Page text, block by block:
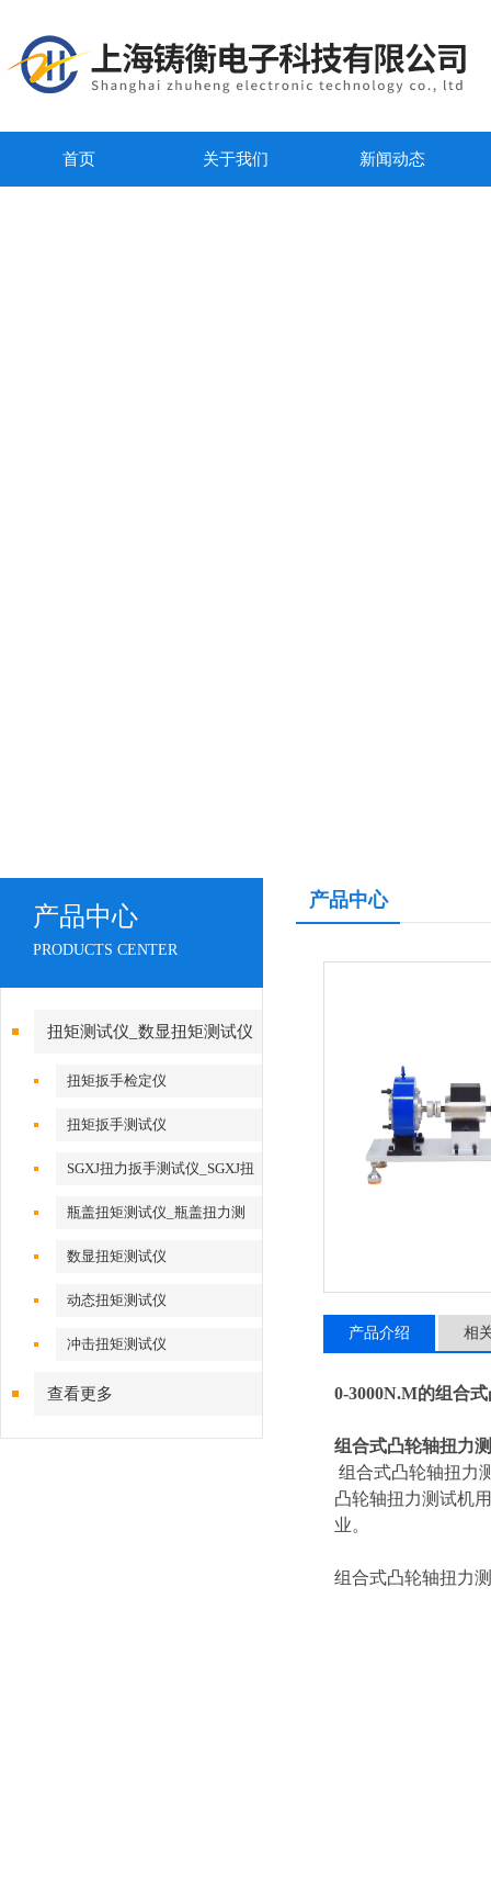
首页 关于我们 新闻动态
产品中心
PRODUCTS CENTER
扭矩测试仪_数显扭矩测试仪
扭矩扳手检定仪
扭矩扳手测试仪
SGXJ扭力扳手测试仪_SGXJ扭
力扳手校准仪
瓶盖扭矩测试仪_瓶盖扭力测
试仪
数显扭矩测试仪
动态扭矩测试仪
冲击扭矩测试仪
查看更多
产品中心
产品介绍 相
0-3000N.M的组合
组合式凸轮轴扭力
组合式凸轮轴扭力
凸轮轴扭力测试机
业。
组合式凸轮轴扭力